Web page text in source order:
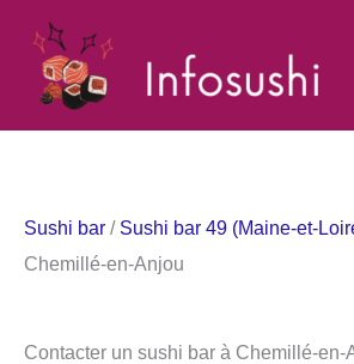
contenu
Sushi bar / Sushi bar 49 (Maine-et-
Chemillé-en-Anjou
Contacter un sushi bar à Chemillé-en-